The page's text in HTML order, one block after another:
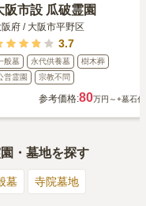
阪市設 瓜破霊園
阪府 / 大阪市平野区
3.7
般墓 永代供養墓
樹木葬
営霊園
宗教不問
参考価格:80万円～+墓石代
・墓地を探す
墓 寺院墓地